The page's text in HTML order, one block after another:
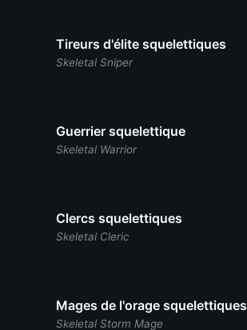
Tireurs d'élite squelettiques
Skeletal Sniper
Guerrier squelettique
Skeletal Warrior
Clercs squelettiques
Skeletal Cleric
Mages de l'orage squelettiques
Skeletal Storm Mage